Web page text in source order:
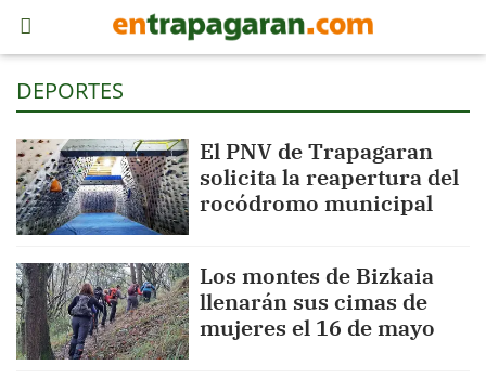
DEPORTES
El PNV de Trapagaran
solicita la reapertura del
rocódromo municipal
Los montes de Bizkaia
llenarán sus cimas de
mujeres el 16 de mayo